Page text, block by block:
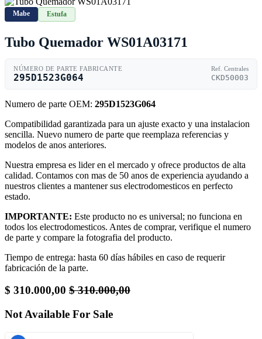
Mabe Estufa
Tubo Quemador WS01A03171
NÚMERO DE PARTE FABRICANTE
295D1523G064
Ref. Centrales
CKD50003
Numero de parte OEM: 295D1523G064
Compatibilidad garantizada para un ajuste exacto y una instalacion
sencilla. Nuevo numero de parte que reemplaza referencias y
modelos de anos anteriores.
Nuestra empresa es lider en el mercado y ofrece productos de alta
calidad. Contamos con mas de 50 anos de experiencia ayudando a
nuestros clientes a mantener sus electrodomesticos en perfecto
estado.
IMPORTANTE: Este producto no es universal; no funciona en
todos los electrodomesticos. Antes de comprar, verifique el numero
de parte y compare la fotografia del producto.
Tiempo de entrega: hasta 60 días hábiles en caso de requerir
fabricación de la parte.
$ 310.000,00 $310.000,00
Not Available For Sale